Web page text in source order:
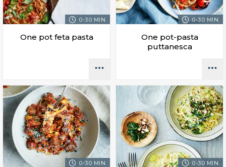
0-30 MIN.
One pot feta pasta
0-30 MIN.
One pot-pasta
puttanesca
0-30 MIN. 0-30 MIN.